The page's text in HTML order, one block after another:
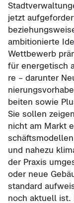
jetzt
am­bi­tio­nier­te
Wett­be­werb
für en­er­ge­tisch
re – dar­un­ter
bei­ten sowie
Sie sol­len
nicht am Markt
und na­he­zu
der Pra­xis
oder neue
stan­dard
noch ak­tu­ell ist.